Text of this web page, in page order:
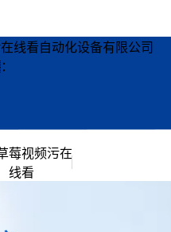
莓视频污在
线看